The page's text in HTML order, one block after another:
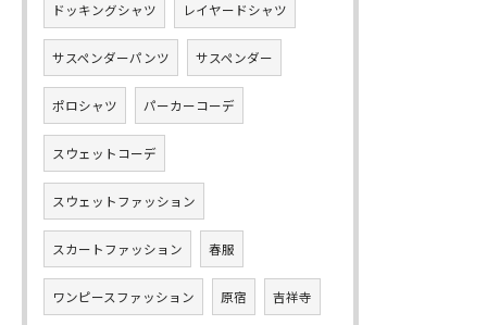
ドッキングシャツ レイヤードシャツ
サスペンダーパンツ サスペンダー
ポロシャツ パーカーコーデ
スウェットコーデ
スウェットファッション
スカートファッション 春服
ワンピースファッション 原宿 吉祥寺